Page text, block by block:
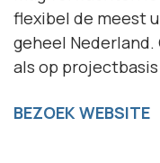
flexibel de meest
geheel
als op projectbasis
BEZOEK WEBSITE